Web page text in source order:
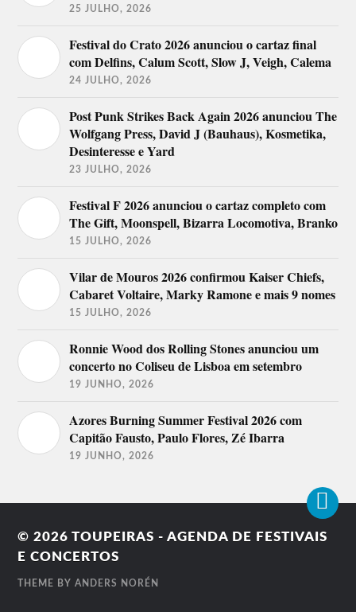
25 JULHO, 2026
Festival do Crato 2026 anunciou o cartaz final
com Delfins, Calum Scott, Slow J, Veigh, Calema
24 JULHO, 2026
Post Punk Strikes Back Again 2026 anunciou The
Wolfgang Press, David J (Bauhaus), Kosmetika,
Desinteresse e Yard
23 JULHO, 2026
Festival F 2026 anunciou o cartaz completo com
The Gift, Moonspell, Bizarra Locomotiva, Branko
15 JULHO, 2026
Vilar de Mouros 2026 confirmou Kaiser Chiefs,
Cabaret Voltaire, Marky Ramone e mais 9 nomes
15 JULHO, 2026
Ronnie Wood dos Rolling Stones anunciou um
concerto no Coliseu de Lisboa em setembro
19 JUNHO, 2026
Azores Burning Summer Festival 2026 com
Capitão Fausto, Paulo Flores, Zé Ibarra
19 JUNHO, 2026
© 2026TOUPEIRAS - AGENDA DE FESTIVAIS
E CONCERTOS
THEME BYANDERS NORÉN